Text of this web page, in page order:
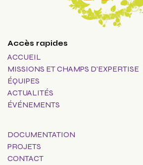
Accès rapides
ACCUEIL
MISSIONS ET CHAMPS D'EXPERTISE
ÉQUIPES
ACTUALITÉS
ÉVÉNEMENTS
DOCUMENTATION
PROJETS
CONTACT